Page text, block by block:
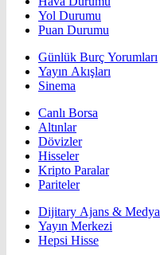
Yol Durumu
Puan Durumu
Günlük Burç Yorumları
Yayın Akışları
Sinema
Canlı Borsa
Altınlar
Dövizler
Hisseler
Kripto Paralar
Pariteler
Dijitary Ajans & Medya
Yayın Merkezi
Hepsi Hisse